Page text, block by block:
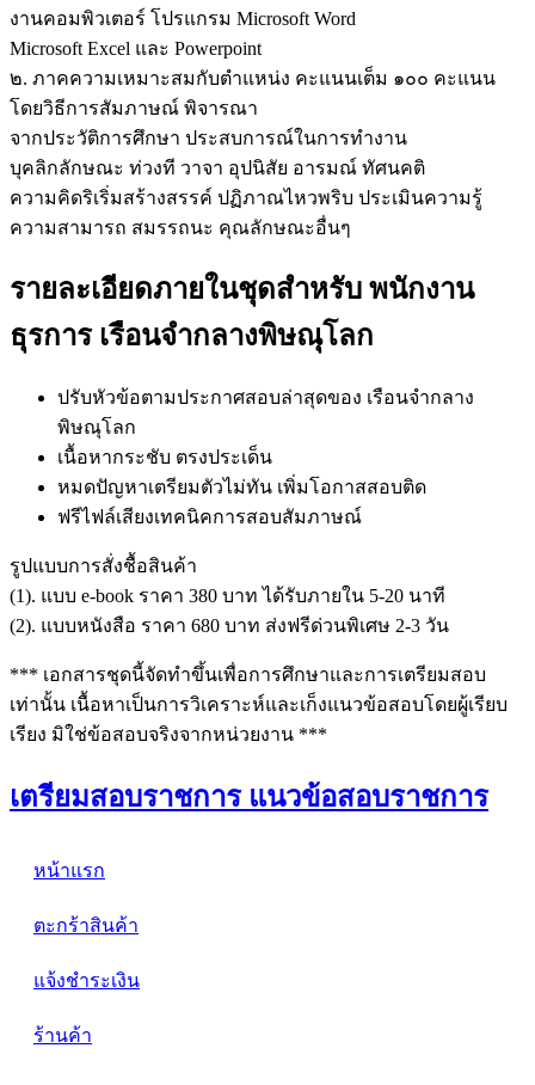
งานคอมพิวเตอร์ โปรแกรม Microsoft Word
Microsoft Excel และ Powerpoint
๒. ภาคความเหมาะสมกับตำแหน่ง คะแนนเต็ม ๑๐๐ คะแนน
โดยวิธีการสัมภาษณ์ พิจารณา
จากประวัติการศึกษา ประสบการณ์ในการทำงาน
บุคลิกลักษณะ ท่วงที วาจา อุปนิสัย อารมณ์ ทัศนคติ
ความคิดริเริ่มสร้างสรรค์ ปฏิภาณไหวพริบ ประเมินความรู้
ความสามารถ สมรรถนะ คุณลักษณะอื่นๆ
รายละเอียดภายในชุดสำหรับ พนักงาน
ธุรการ เรือนจำกลางพิษณุโลก
ปรับหัวข้อตามประกาศสอบล่าสุดของ เรือนจำกลาง
พิษณุโลก
เนื้อหากระชับ ตรงประเด็น
หมดปัญหาเตรียมตัวไม่ทัน เพิ่มโอกาสสอบติด
ฟรีไฟล์เสียงเทคนิคการสอบสัมภาษณ์
รูปแบบการสั่งชื้อสินค้า
(1). แบบ e-book ราคา 380 บาท ได้รับภายใน 5-20 นาที
(2). แบบหนังสือ ราคา 680 บาท ส่งฟรีด่วนพิเศษ 2-3 วัน
*** เอกสารชุดนี้จัดทำขึ้นเพื่อการศึกษาและการเตรียมสอบ
เท่านั้น เนื้อหาเป็นการวิเคราะห์และเก็งแนวข้อสอบโดยผู้เรียบ
เรียง มิใช่ข้อสอบจริงจากหน่วยงาน ***
เตรียมสอบราชการ แนวข้อสอบราชการ
หน้าแรก
ตะกร้าสินค้า
แจ้งชำระเงิน
ร้านค้า